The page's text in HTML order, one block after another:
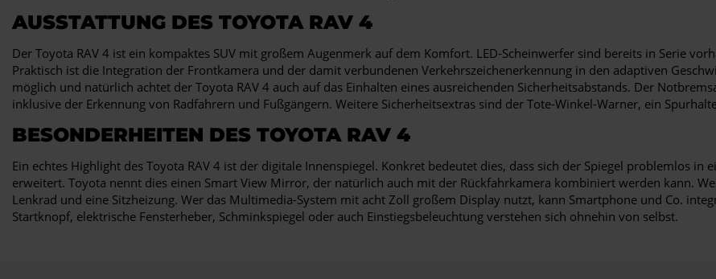
AUSSTATTUNG DES TOYOTA RAV 4
Der Toyota RAV 4 ist ein kompaktes SUV mit großem Augenmerk auf dem Komfort. LED-Scheinwerfer sind bereits in Serie
Praktisch ist die Integration der Frontkamera und der damit verbundenen Verkehrszeichenerkennung in den adaptiven
möglich und natürlich achtet der Toyota RAV 4 auch auf das Einhalten eines ausreichenden Sicherheitsabstands. Der
inklusive der Erkennung von Radfahrern und Fußgängern. Weitere Sicherheitsextras sind der Tote-Winkel-Warner, ein
BESONDERHEITEN DES TOYOTA RAV 4
Ein echtes Highlight des Toyota RAV 4 ist der digitale Innenspiegel. Konkret bedeutet dies, dass sich der Spiegel problemlos
erweitert. Toyota nennt dies einen Smart View Mirror, der natürlich auch mit der Rückfahrkamera kombiniert werden kann.
Lenkrad und eine Sitzheizung. Wer das Multimedia-System mit acht Zoll großem Display nutzt, kann Smartphone und Co.
Startknopf, elektrische Fensterheber, Schminkspiegel oder auch Einstiegsbeleuchtung verstehen sich ohnehin von selbst.